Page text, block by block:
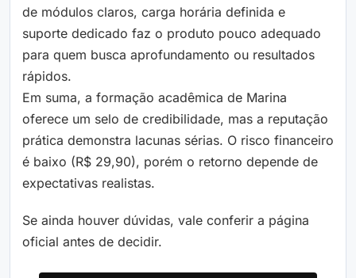
de módulos claros, carga horária definida e
suporte dedicado faz o produto pouco adequado
para quem busca aprofundamento ou resultados
rápidos.
Em suma, a formação acadêmica de Marina
oferece um selo de credibilidade, mas a reputação
prática demonstra lacunas sérias. O risco financeiro
é baixo (R$ 29,90), porém o retorno depende de
expectativas realistas.
Se ainda houver dúvidas, vale conferir a página
oficial antes de decidir.